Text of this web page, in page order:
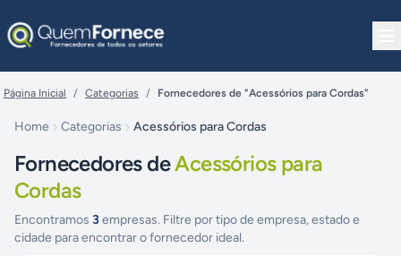
Página Inicial / Categorias / Fornecedores de "Acessórios para Cordas"
Home Categorias Acessórios para Cordas
Fornecedores deAcessórios para
Cordas
Encontramos 3 empresas. Filtre por tipo de empresa, estado e
cidade para encontrar o fornecedor ideal.